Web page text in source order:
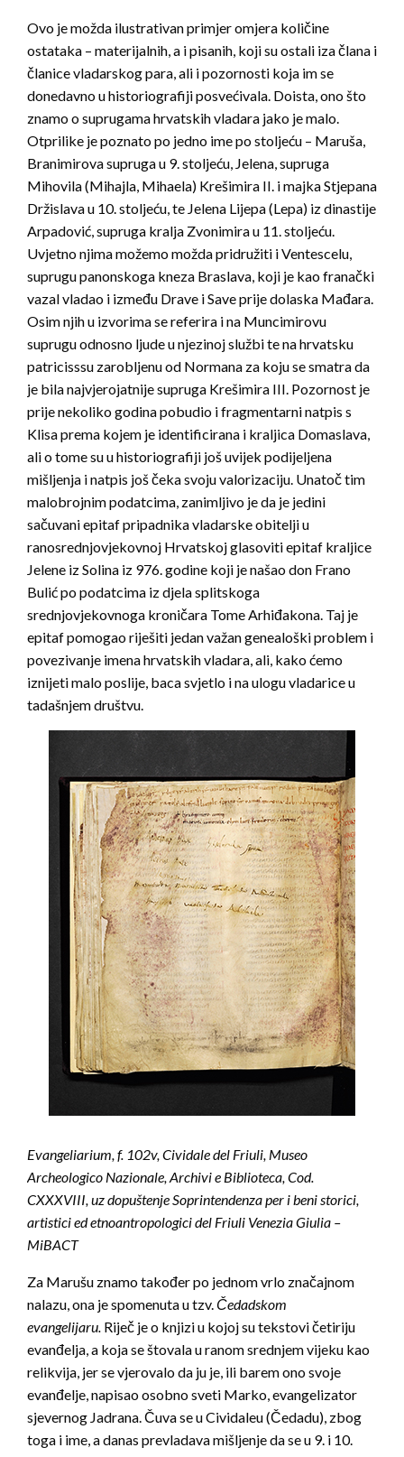
Ovo je možda ilustrativan primjer omjera količine
ostataka – materijalnih, a i pisanih, koji su ostali iza člana i
članice vladarskog para, ali i pozornosti koja im se
donedavno u historiografiji posvećivala. Doista, ono što
znamo o suprugama hrvatskih vladara jako je malo.
Otprilike je poznato po jedno ime po stoljeću – Maruša,
Branimirova supruga u 9. stoljeću, Jelena, supruga
Mihovila (Mihajla, Mihaela) Krešimira II. i majka Stjepana
Držislava u 10. stoljeću, te Jelena Lijepa (Lepa) iz dinastije
Arpadović, supruga kralja Zvonimira u 11. stoljeću.
Uvjetno njima možemo možda pridružiti i Ventescelu,
suprugu panonskoga kneza Braslava, koji je kao franački
vazal vladao i između Drave i Save prije dolaska Mađara.
Osim njih u izvorima se referira i na Muncimirovu
suprugu odnosno ljude u njezinoj službi te na hrvatsku
patricisssu zarobljenu od Normana za koju se smatra da
je bila najvjerojatnije supruga Krešimira III. Pozornost je
prije nekoliko godina pobudio i fragmentarni natpis s
Klisa prema kojem je identificirana i kraljica Domaslava,
ali o tome su u historiografiji još uvijek podijeljena
mišljenja i natpis još čeka svoju valorizaciju. Unatoč tim
malobrojnim podatcima, zanimljivo je da je jedini
sačuvani epitaf pripadnika vladarske obitelji u
ranosrednjovjekovnoj Hrvatskoj glasoviti epitaf kraljice
Jelene iz Solina iz 976. godine koji je našao don Frano
Bulić po podatcima iz djela splitskoga
srednjovjekovnoga kroničara Tome Arhiđakona. Taj je
epitaf pomogao riješiti jedan važan genealoški problem i
povezivanje imena hrvatskih vladara, ali, kako ćemo
iznijeti malo poslije, baca svjetlo i na ulogu vladarice u
tadašnjem društvu.
Evangeliarium, f. 102v, Cividale del Friuli, Museo
Archeologico Nazionale, Archivi e Biblioteca, Cod.
CXXXVIII, uz dopuštenje Soprintendenza per i beni storici,
artistici ed etnoantropologici del Friuli Venezia Giulia –
MiBACT
Za Marušu znamo također po jednom vrlo značajnom
nalazu, ona je spomenuta u tzv. Čedadskom
evangelijaru. Riječ je o knjizi u kojoj su tekstovi četiriju
evanđelja, a koja se štovala u ranom srednjem vijeku kao
relikvija, jer se vjerovalo da ju je, ili barem ono svoje
evanđelje, napisao osobno sveti Marko, evangelizator
sjevernog Jadrana. Čuva se u Cividaleu (Čedadu), zbog
toga i ime, a danas prevladava mišljenje da se u 9. i 10.